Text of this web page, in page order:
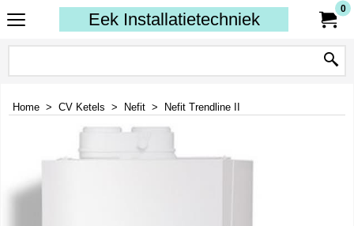
Eek Installatietechniek
0
Home > CV Ketels > Nefit > Nefit Trendline II